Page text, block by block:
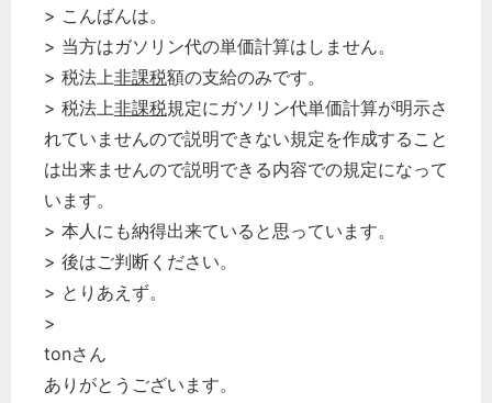
> こんばんは。
> 当方はガソリン代の単価計算はしません。
> 税法上非課税額の支給のみです。
> 税法上非課税規定にガソリン代単価計算が明示さ
れていませんので説明できない規定を作成すること
は出来ませんので説明できる内容での規定になって
います。
> 本人にも納得出来ていると思っています。
> 後はご判断ください。
> とりあえず。
>
tonさん
ありがとうございます。